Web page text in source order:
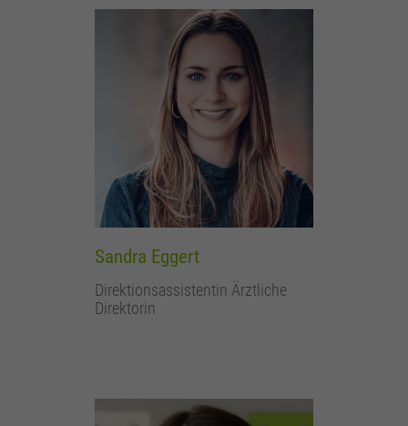
Sandra Eggert
Direktionsassistentin Ärztliche
Direktorin